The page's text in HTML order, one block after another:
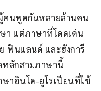
คนพูดกันหลายล้านคน
า แต่ภาษาที่โดดเด่น
ฟินแลนด์ และฮังการี
หลักสามภาษานี้
ษาอินโด-ยูโรเปียนที่ใช้